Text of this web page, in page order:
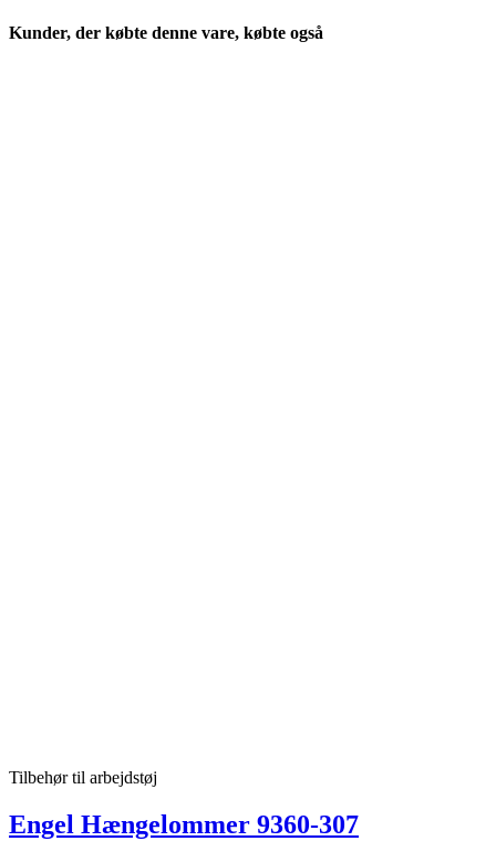
Kunder, der købte denne vare, købte også
Tilbehør til arbejdstøj
Engel Hængelommer 9360-307